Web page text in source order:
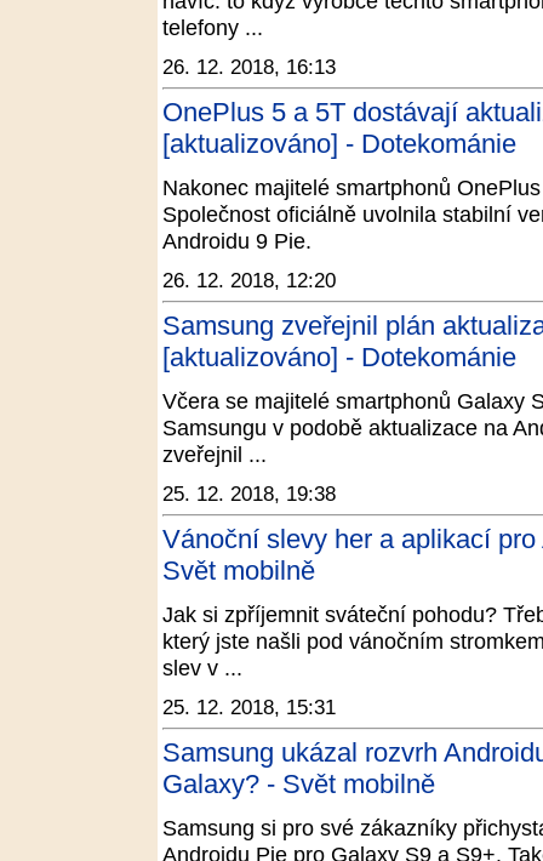
telefony ...
26. 12. 2018, 16:13
OnePlus 5 a 5T dostávají
[aktualizováno] - Dotekománie
Nakonec majitelé smartphonů
Společnost oficiálně uvolnila stabilní
Androidu 9 Pie.
26. 12. 2018, 12:20
Samsung zveřejnil plán
[aktualizováno] - Dotekománie
Včera se majitelé smartphonů Galaxy
Samsungu v podobě aktualizace na
zveřejnil ...
25. 12. 2018, 19:38
Vánoční slevy her a aplikací
Svět mobilně
Jak si zpříjemnit sváteční pohodu?
který jste našli pod vánočním
slev v ...
25. 12. 2018, 15:31
Samsung ukázal rozvrh
Galaxy? - Svět mobilně
Samsung si pro své zákazníky
Androidu Pie pro Galaxy S9 a S9+.